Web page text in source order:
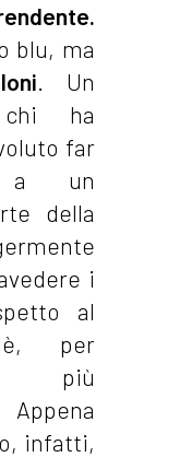
blu, ma
. Un
chi ha
far
a un
della
i
al
è, per
più
infatti,